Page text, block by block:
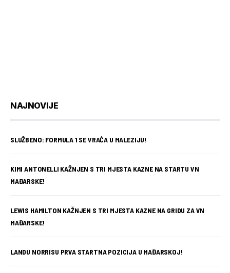
NAJNOVIJE
SLUŽBENO: FORMULA 1 SE VRAĆA U MALEZIJU!
KIMI ANTONELLI KAŽNJEN S TRI MJESTA KAZNE NA STARTU VN
MAĐARSKE!
LEWIS HAMILTON KAŽNJEN S TRI MJESTA KAZNE NA GRIDU ZA VN
MAĐARSKE!
LANDU NORRISU PRVA STARTNA POZICIJA U MAĐARSKOJ!